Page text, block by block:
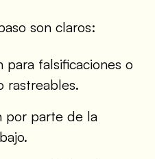
son claros:
para falsificaciones o
rastreables.
por parte de la